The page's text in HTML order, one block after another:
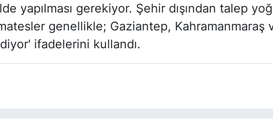
yapılması gerekiyor. Şehir dışından talep
genellikle; Gaziantep, Kahramanmaraş
ifadelerini kullandı.